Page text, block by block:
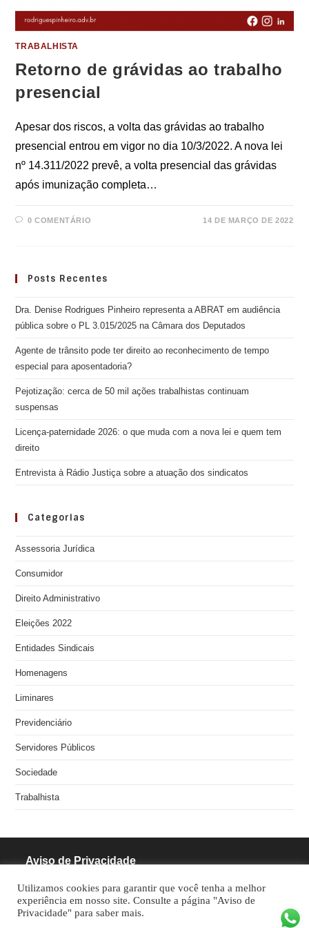
TRABALHISTA
Retorno de grávidas ao trabalho
presencial
Apesar dos riscos, a volta das grávidas ao trabalho
presencial entrou em vigor no dia 10/3/2022. A nova lei
nº 14.311/2022 prevê, a volta presencial das grávidas
após imunização completa…
0 COMENTÁRIO 14 DE MARÇO DE 2022
Posts Recentes
Dra. Denise Rodrigues Pinheiro representa a ABRAT em audiência
pública sobre o PL 3.015/2025 na Câmara dos Deputados
Agente de trânsito pode ter direito ao reconhecimento de tempo
especial para aposentadoria?
Pejotização: cerca de 50 mil ações trabalhistas continuam
suspensas
Licença-paternidade 2026: o que muda com a nova lei e quem tem
direito
Entrevista à Rádio Justiça sobre a atuação dos sindicatos
Categorias
Assessoria Jurídica
Consumidor
Direito Administrativo
Eleições 2022
Entidades Sindicais
Homenagens
Liminares
Previdenciário
Servidores Públicos
Sociedade
Trabalhista
Aviso de Privacidade
RODRIGUES PINHEIRO ADVOCACIA S/S
Utilizamos cookies para garantir que você tenha a melhor
experiência em nosso site. Consulte a página "Aviso de
Privacidade" para saber mais.